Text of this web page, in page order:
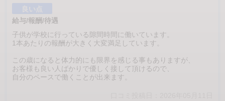
給与/報酬/待遇
子供が学校に行っている隙間時間に働いています。
1本あたりの報酬が大きく大変満足しています。
この歳になると体力的にも限界を感じる事もありますが、
お客様も良い人ばかりで優しく接して頂けるので、
自分のペースで働くことが出来ます。